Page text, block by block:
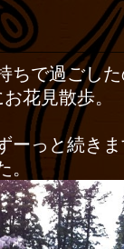
ちで過ごし
花見散歩。
ーっと続き